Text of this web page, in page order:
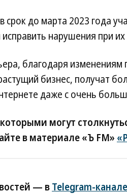
срок до марта 2023 года
нарушения при
благодаря
бизнес, получат
даже с очень
могут
в материале «Ъ FM»
— вTelegram-канале